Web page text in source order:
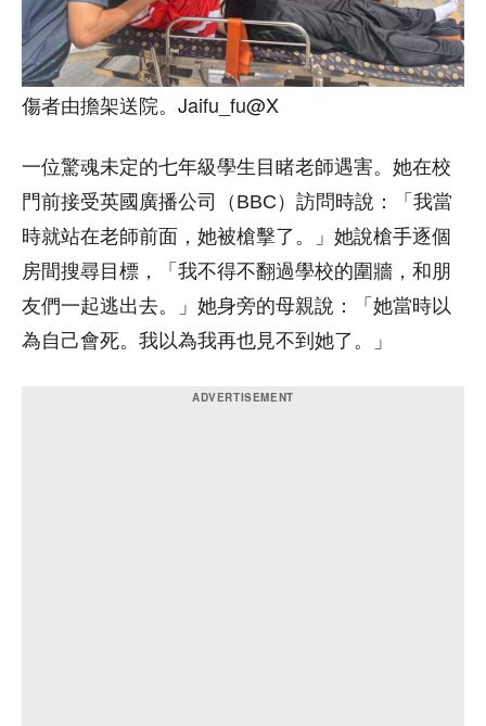
傷者由擔架送院。Jaifu_fu@X
一位驚魂未定的七年級學生目睹老師遇害。她在校
門前接受英國廣播公司（BBC）訪問時說：「我當
時就站在老師前面，她被槍擊了。」她說槍手逐個
房間搜尋目標，「我不得不翻過學校的圍牆，和朋
友們一起逃出去。」她身旁的母親說：「她當時以
為自己會死。我以為我再也見不到她了。」